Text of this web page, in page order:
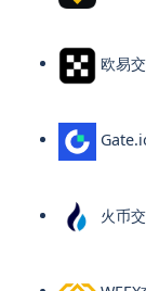
欧易
火币